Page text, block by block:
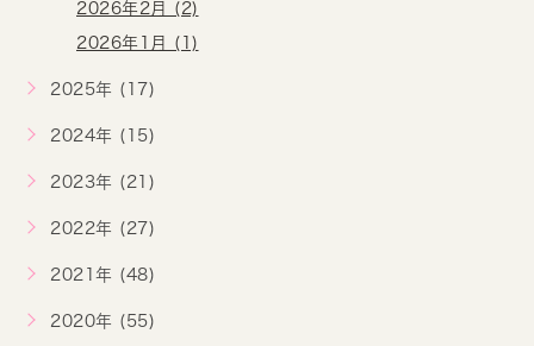
2026年2月 (2)
2026年1月 (1)
2025年 (17)
2024年 (15)
2023年 (21)
2022年 (27)
2021年 (48)
2020年 (55)